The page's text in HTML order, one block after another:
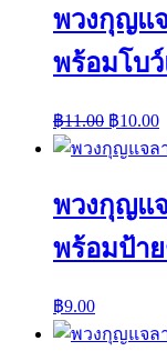
พวงกุญแ
พร้อมโบ
฿11.00 ฿10.00
พวงกุญแ
พร้อมป้า
฿9.00